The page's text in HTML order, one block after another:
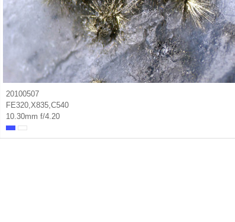
20100507
FE320,X835,C540
10.30mm f/4.20